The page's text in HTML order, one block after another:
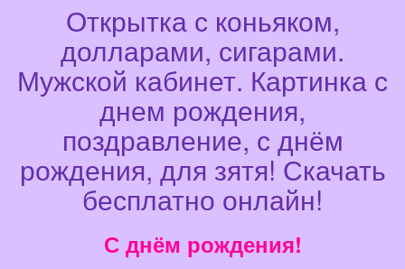
Открытка с коньяком,
долларами, сигарами.
Мужской кабинет. Картинка с
днем рождения,
поздравление, с днём
рождения, для зятя! Скачать
бесплатно онлайн!
С днём рождения!